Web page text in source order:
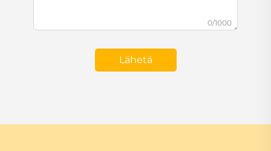
0/1000
Lähetä